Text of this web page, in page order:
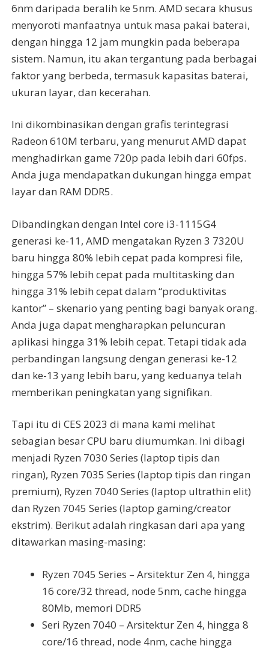
6nm daripada beralih ke 5nm. AMD secara khusus
menyoroti manfaatnya untuk masa pakai baterai,
dengan hingga 12 jam mungkin pada beberapa
sistem. Namun, itu akan tergantung pada berbagai
faktor yang berbeda, termasuk kapasitas baterai,
ukuran layar, dan kecerahan.
Ini dikombinasikan dengan grafis terintegrasi
Radeon 610M terbaru, yang menurut AMD dapat
menghadirkan game 720p pada lebih dari 60fps.
Anda juga mendapatkan dukungan hingga empat
layar dan RAM DDR5.
Dibandingkan dengan Intel core i3-1115G4
generasi ke-11, AMD mengatakan Ryzen 3 7320U
baru hingga 80% lebih cepat pada kompresi file,
hingga 57% lebih cepat pada multitasking dan
hingga 31% lebih cepat dalam “produktivitas
kantor” – skenario yang penting bagi banyak orang.
Anda juga dapat mengharapkan peluncuran
aplikasi hingga 31% lebih cepat. Tetapi tidak ada
perbandingan langsung dengan generasi ke-12
dan ke-13 yang lebih baru, yang keduanya telah
memberikan peningkatan yang signifikan.
Tapi itu di CES 2023 di mana kami melihat
sebagian besar CPU baru diumumkan. Ini dibagi
menjadi Ryzen 7030 Series (laptop tipis dan
ringan), Ryzen 7035 Series (laptop tipis dan ringan
premium), Ryzen 7040 Series (laptop ultrathin elit)
dan Ryzen 7045 Series (laptop gaming/creator
ekstrim). Berikut adalah ringkasan dari apa yang
ditawarkan masing-masing:
Ryzen 7045 Series – Arsitektur Zen 4, hingga
16 core/32 thread, node 5nm, cache hingga
80Mb, memori DDR5
Seri Ryzen 7040 – Arsitektur Zen 4, hingga 8
core/16 thread, node 4nm, cache hingga